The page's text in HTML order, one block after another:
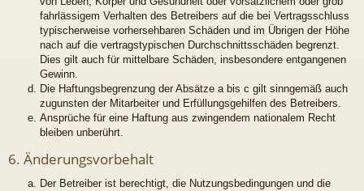
fahrlässigem Verhalten des Betreibers auf die bei Vertragsschluss
typischerweise vorhersehbaren Schäden und im Übrigen der Höhe
nach auf die vertragstypischen Durchschnittsschäden begrenzt.
Dies gilt auch für mittelbare Schäden, insbesondere entgangenen
Gewinn.
Die Haftungsbegrenzung der Absätze a bis c gilt sinngemäß auch
zugunsten der Mitarbeiter und Erfüllungsgehilfen des Betreibers.
Ansprüche für eine Haftung aus zwingendem nationalem Recht
bleiben unberührt.
6. Änderungsvorbehalt
Der Betreiber ist berechtigt, die Nutzungsbedingungen und die